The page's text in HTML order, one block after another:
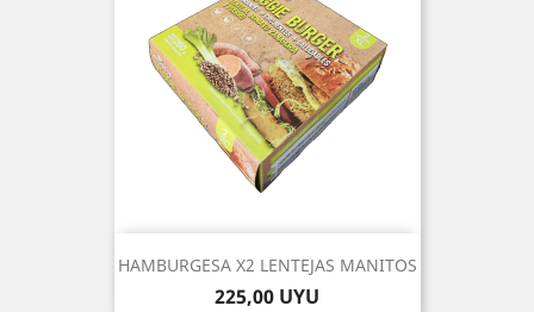
HAMBURGESA X2 LENTEJAS MANITOS
Precio
225,00 UYU